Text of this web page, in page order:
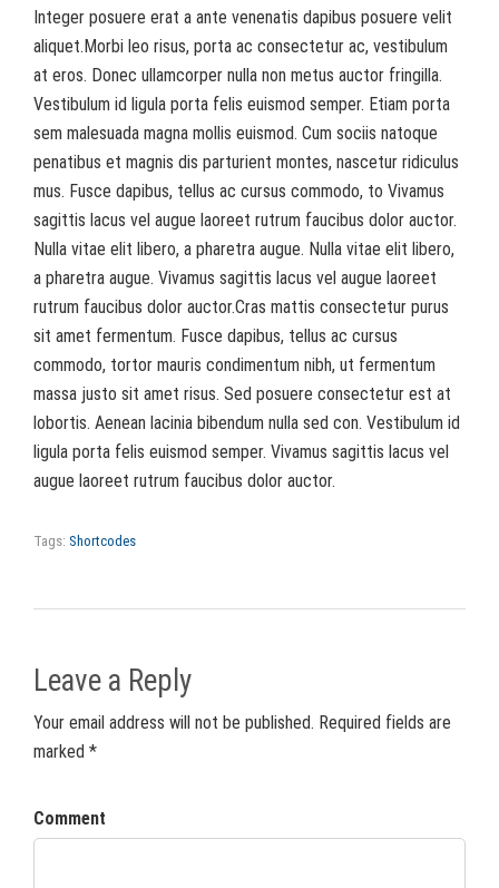
Integer posuere erat a ante venenatis dapibus posuere velit
aliquet.Morbi leo risus, porta ac consectetur ac, vestibulum
at eros. Donec ullamcorper nulla non metus auctor fringilla.
Vestibulum id ligula porta felis euismod semper. Etiam porta
sem malesuada magna mollis euismod. Cum sociis natoque
penatibus et magnis dis parturient montes, nascetur ridiculus
mus. Fusce dapibus, tellus ac cursus commodo, to Vivamus
sagittis lacus vel augue laoreet rutrum faucibus dolor auctor.
Nulla vitae elit libero, a pharetra augue. Nulla vitae elit libero,
a pharetra augue. Vivamus sagittis lacus vel augue laoreet
rutrum faucibus dolor auctor.Cras mattis consectetur purus
sit amet fermentum. Fusce dapibus, tellus ac cursus
commodo, tortor mauris condimentum nibh, ut fermentum
massa justo sit amet risus. Sed posuere consectetur est at
lobortis. Aenean lacinia bibendum nulla sed con. Vestibulum id
ligula porta felis euismod semper. Vivamus sagittis lacus vel
augue laoreet rutrum faucibus dolor auctor.
Tags: Shortcodes
Leave a Reply
Your email address will not be published. Required fields are
marked *
Comment